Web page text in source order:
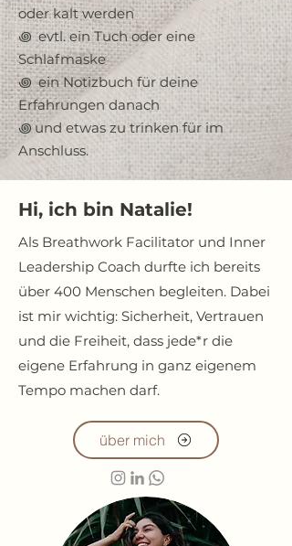
oder kalt werden
꩜ evtl. ein Tuch oder eine
Schlafmaske
꩜ ein Notizbuch für deine
Erfahrungen danach
꩜ und etwas zu trinken für im
Anschluss.
Hi, ich bin Natalie!
Als Breathwork Facilitator und Inner
Leadership Coach durfte ich bereits
über 400 Menschen begleiten. Dabei
ist mir wichtig: Sicherheit, Vertrauen
und die Freiheit, dass jede*r die
eigene Erfahrung in ganz eigenem
Tempo machen darf.
über mich